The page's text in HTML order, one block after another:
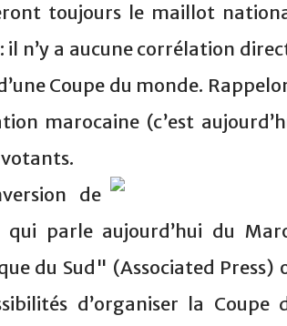
toujours le maillot
n’y a aucune corrélation
Coupe du monde.
marocaine (c’est
votants.
de
parle aujourd’hui du
du Sud" (Associated Press)
d’organiser la Coupe